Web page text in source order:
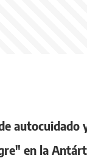
en la